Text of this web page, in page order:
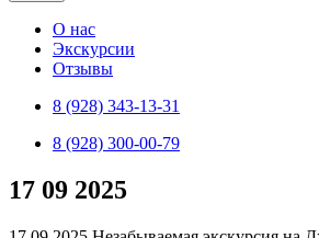
О нас
Экскурсии
Отзывы
8 (928) 343-13-31
8 (928) 300-00-79
17 09 2025